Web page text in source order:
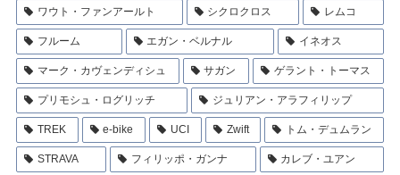
ワウト・ファンアールト シクロクロス レムコ
フルーム エガン・ベルナル イネオス
マーク・カヴェンディシュ サガン ゲラント・トーマス
プリモシュ・ログリッチ ジュリアン・アラフィリップ
TREK e-bike UCI Zwift トム・デュムラン
STRAVA フィリッポ・ガンナ カレブ・ユアン